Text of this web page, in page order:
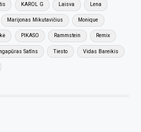
KAROL G Laisva Lena
Marijonas Mikutavičius Monique
PIKASO Rammstein Remix
Satīns Tiesto Vidas Bareikis